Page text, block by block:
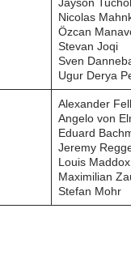
Nicolas
Özcan
Stevan Joqi
Sven
Ugur Derya
Alexander
Angelo von
Eduard
Jeremy
Louis
Maximilian
Stefan Mohr